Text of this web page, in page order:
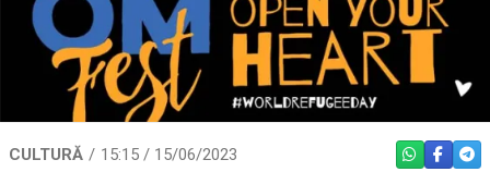
CULTURĂ 15:15 / 15/06/2023 WHATSAPP